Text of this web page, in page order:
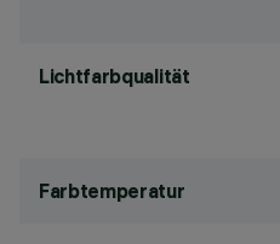
Lichtfarbqualität
Farbtemperatur